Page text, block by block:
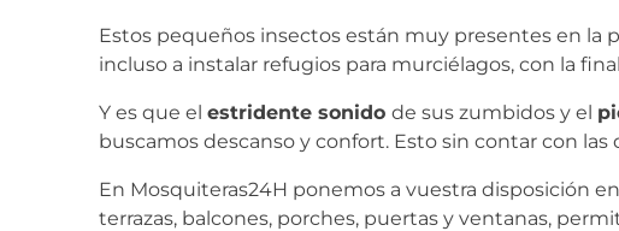
Estos pequeños insectos están muy presentes en la
incluso a instalar refugios para murciélagos, con la
Y es que el estridente sonido de sus zumbidos y el
buscamos descanso y confort. Esto sin contar con las
En Mosquiteras24H ponemos a vuestra disposición
terrazas, balcones, porches, puertas y ventanas,